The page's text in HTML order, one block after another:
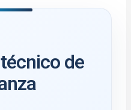
de